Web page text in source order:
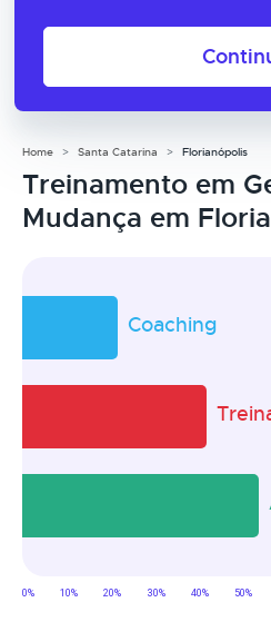
Home Santa Catarina Florianópolis
Treinamento em
Mudança em